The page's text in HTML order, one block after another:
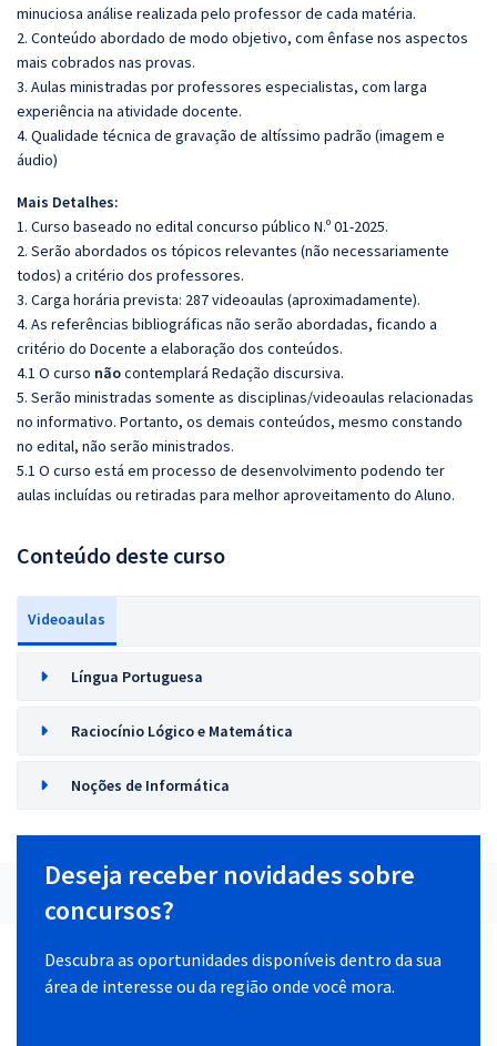
minuciosa análise realizada pelo professor de cada matéria.
2. Conteúdo abordado de modo objetivo, com ênfase nos aspectos
mais cobrados nas provas.
3. Aulas ministradas por professores especialistas, com larga
experiência na atividade docente.
4. Qualidade técnica de gravação de altíssimo padrão (imagem e
áudio)
Mais Detalhes:
1. Curso baseado no edital concurso público N.º 01-2025.
2. Serão abordados os tópicos relevantes (não necessariamente
todos) a critério dos professores.
3. Carga horária prevista: 287 videoaulas (aproximadamente).
4. As referências bibliográficas não serão abordadas, ficando a
critério do Docente a elaboração dos conteúdos.
4.1 O curso nãocontemplará Redação discursiva.
5. Serão ministradas somente as disciplinas/videoaulas relacionadas
no informativo. Portanto, os demais conteúdos, mesmo constando
no edital, não serão ministrados.
5.1 O curso está em processo de desenvolvimento podendo ter
aulas incluídas ou retiradas para melhor aproveitamento do Aluno.
Conteúdo deste curso
Videoaulas
Língua Portuguesa
Raciocínio Lógico e Matemática
Noções de Informática
Deseja receber novidades sobre
concursos?
Descubra as oportunidades disponíveis dentro da sua
área de interesse ou da região onde você mora.